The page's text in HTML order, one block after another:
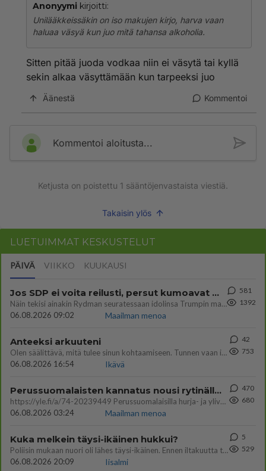
Anonyymi kirjoitti:
Unilääkkeissäkin on iso makujen kirjo, harva vaan
haluaa väsyä kun juo mitä tahansa alkoholia.
Sitten pitää juoda vodkaa niin ei väsytä tai kyllä
sekin alkaa väsyttämään kun tarpeeksi juo
Äänestä Kommentoi
Kommentoi aloitusta...
Ketjusta on poistettu 1 sääntöjenvastaista viestiä.
Takaisin ylös
LUETUIMMAT KESKUSTELUT
PÄIVÄ VIIKKO KUUKAUSI
Jos SDP ei voita reilusti, persut kumoavat demokratian Suomesta
Näin tekisi ainakin Rydman seuratessaan idolinsa Trumpin mallia https://www.is.fi/politiikka/art-2000012187244.html
06.08.2026 09:02
Maailman menoa
581
1392
Anteeksi arkuuteni
Olen säälittävä, mitä tulee sinun kohtaamiseen. Tunnen vaan itseni todella epävarmaksi sun kanssa. Jos minun olisi pitän
06.08.2026 16:54
Ikävä
42
753
Perussuomalaisten kannatus nousi rytinällä Ylen tänään julkaisemassa tuoreimmassa gallup-kyselyssä.
https://yle.fi/a/74-20239449 Perussuomalaisilla hurja- ja ylivoimaisesti suurin nousu tässä uudessa Ylen gallupissa. Kyl
06.08.2026 03:24
Maailman menoa
470
680
Kuka melkein täysi-ikäinen hukkui?
Poliisin mukaan nuori oli lähes täysi-ikäinen. Ennen iltakuutta tulleen ilmoituksen mukaan ihminen oli joutunut mahdoll
06.08.2026 20:09
Iisalmi
5
529